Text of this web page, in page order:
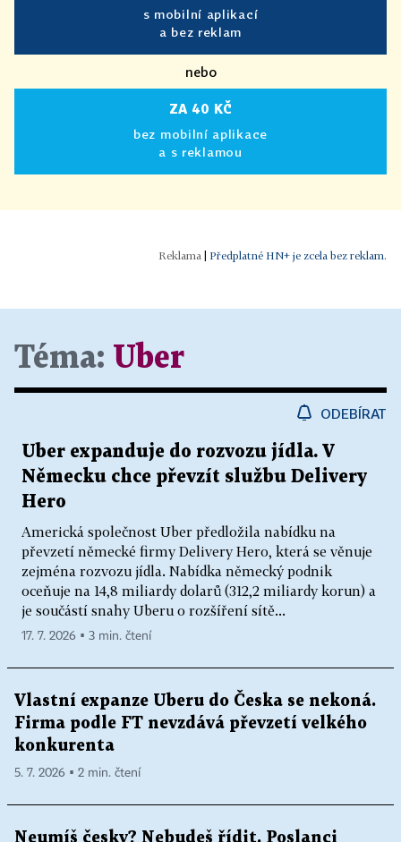
s mobilní aplikací
a bez reklam
nebo
ZA 40 KČ
bez mobilní aplikace
a s reklamou
Předplatné HN+ je zcela bez reklam.
Téma: Uber
ODEBÍRAT
Uber expanduje do rozvozu jídla. V
Německu chce převzít službu Delivery
Hero
Americká společnost Uber předložila nabídku na
převzetí německé firmy Delivery Hero, která se věnuje
zejména rozvozu jídla. Nabídka německý podnik
oceňuje na 14,8 miliardy dolarů (312,2 miliardy korun) a
je součástí snahy Uberu o rozšíření sítě...
17. 7. 2026 ▪ 3 min. čtení
Vlastní expanze Uberu do Česka se nekoná.
Firma podle FT nevzdává převzetí velkého
konkurenta
5. 7. 2026 ▪ 2 min. čtení
Neumíš česky? Nebudeš řídit. Poslanci